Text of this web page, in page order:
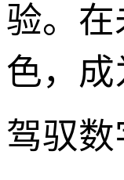
验。
色，
驾驭